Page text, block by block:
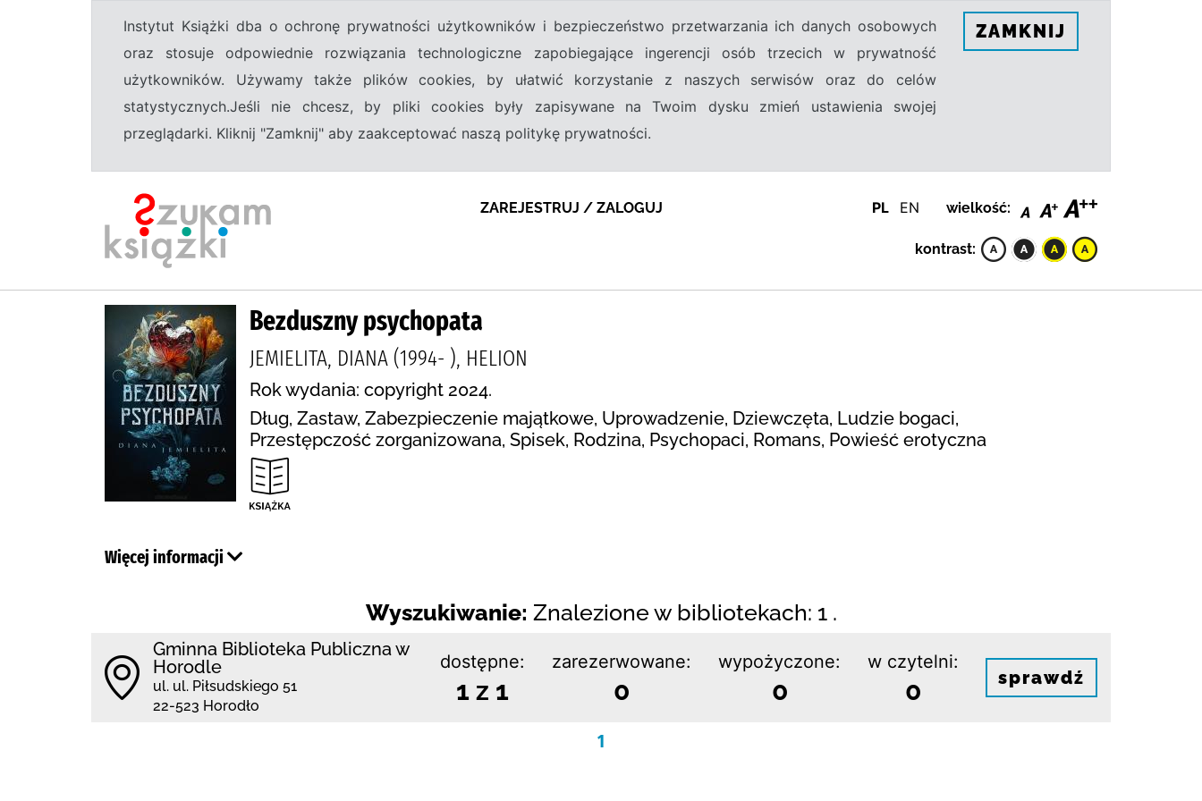
Instytut Książki dba o ochronę prywatności użytkowników i bezpieczeństwo przetwarzania ich danych osobowych
oraz stosuje odpowiednie rozwiązania technologiczne zapobiegające ingerencji osób trzecich w prywatność
użytkowników. Używamy także plików cookies, by ułatwić korzystanie z naszych serwisów oraz do celów
statystycznych.Jeśli nie chcesz, by pliki cookies były zapisywane na Twoim dysku zmień ustawienia swojej
przeglądarki. Kliknij "Zamknij" aby zaakceptować naszą politykę prywatności.
ZAMKNIJ
ZAREJESTRUJ / ZALOGUJ PL EN wielkość:
kontrast:
Bezduszny psychopata
JEMIELITA, DIANA (1994- ), HELION
Rok wydania: copyright 2024.
Dług, Zastaw, Zabezpieczenie majątkowe, Uprowadzenie, Dziewczęta, Ludzie bogaci,
Przestępczość zorganizowana, Spisek, Rodzina, Psychopaci, Romans, Powieść erotyczna
Więcej informacji
Wyszukiwanie: Znalezione w bibliotekach: 1 .
Gminna Biblioteka Publiczna w
Horodle
ul. ul. Piłsudskiego 51
22-523 Horodło
dostępne:
1 z 1
zarezerwowane:
0
wypożyczone:
0
w czytelni:
0 sprawdź
1